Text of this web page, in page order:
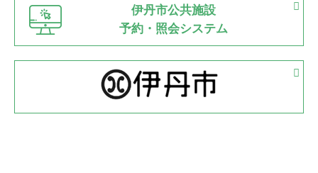
2022.06.12
県知事杯争奪バレーボール大会が開催
緑ケ丘体育館
2022.05.05
体育協会長杯 バドミントン競技の部
2022.05.22
伊丹市公共施設
予約・照会システム